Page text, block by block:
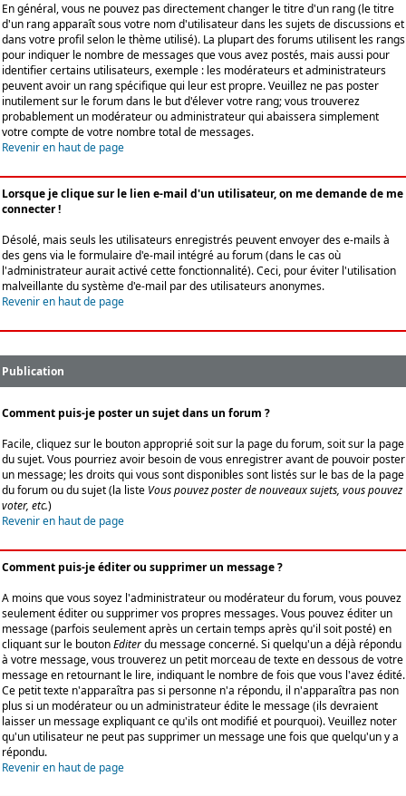
En général, vous ne pouvez pas directement changer le titre d'un rang (le titre
d'un rang apparaît sous votre nom d'utilisateur dans les sujets de discussions et
dans votre profil selon le thème utilisé). La plupart des forums utilisent les rangs
pour indiquer le nombre de messages que vous avez postés, mais aussi pour
identifier certains utilisateurs, exemple : les modérateurs et administrateurs
peuvent avoir un rang spécifique qui leur est propre. Veuillez ne pas poster
inutilement sur le forum dans le but d'élever votre rang; vous trouverez
probablement un modérateur ou administrateur qui abaissera simplement
votre compte de votre nombre total de messages.
Revenir en haut de page
Lorsque je clique sur le lien e-mail d'un utilisateur, on me demande de me
connecter !
Désolé, mais seuls les utilisateurs enregistrés peuvent envoyer des e-mails à
des gens via le formulaire d'e-mail intégré au forum (dans le cas où
l'administrateur aurait activé cette fonctionnalité). Ceci, pour éviter l'utilisation
malveillante du système d'e-mail par des utilisateurs anonymes.
Revenir en haut de page
Publication
Comment puis-je poster un sujet dans un forum ?
Facile, cliquez sur le bouton approprié soit sur la page du forum, soit sur la page
du sujet. Vous pourriez avoir besoin de vous enregistrer avant de pouvoir poster
un message; les droits qui vous sont disponibles sont listés sur le bas de la page
du forum ou du sujet (la liste Vous pouvez poster de nouveaux sujets, vous pouvez
voter, etc.)
Revenir en haut de page
Comment puis-je éditer ou supprimer un message ?
A moins que vous soyez l'administrateur ou modérateur du forum, vous pouvez
seulement éditer ou supprimer vos propres messages. Vous pouvez éditer un
message (parfois seulement après un certain temps après qu'il soit posté) en
cliquant sur le boutonEditerdu message concerné. Si quelqu'un a déjà répondu
à votre message, vous trouverez un petit morceau de texte en dessous de votre
message en retournant le lire, indiquant le nombre de fois que vous l'avez édité.
Ce petit texte n'apparaîtra pas si personne n'a répondu, il n'apparaîtra pas non
plus si un modérateur ou un administrateur édite le message (ils devraient
laisser un message expliquant ce qu'ils ont modifié et pourquoi). Veuillez noter
qu'un utilisateur ne peut pas supprimer un message une fois que quelqu'un y a
répondu.
Revenir en haut de page